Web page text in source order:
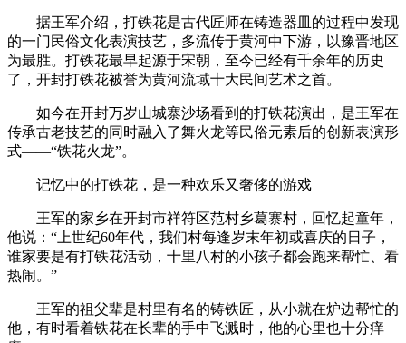
据王军介绍，打铁花是古代匠师在铸造器皿的过程中发现
的一门民俗文化表演技艺，多流传于黄河中下游，以豫晋地区
为最胜。打铁花最早起源于宋朝，至今已经有千余年的历史
了，开封打铁花被誉为黄河流域十大民间艺术之首。
如今在开封万岁山城寨沙场看到的打铁花演出，是王军在
传承古老技艺的同时融入了舞火龙等民俗元素后的创新表演形
式——“铁花火龙”。
记忆中的打铁花，是一种欢乐又奢侈的游戏
王军的家乡在开封市祥符区范村乡葛寨村，回忆起童年，
他说：“上世纪60年代，我们村每逢岁末年初或喜庆的日子，
谁家要是有打铁花活动，十里八村的小孩子都会跑来帮忙、看
热闹。”
王军的祖父辈是村里有名的铸铁匠，从小就在炉边帮忙的
他，有时看着铁花在长辈的手中飞溅时，他的心里也十分痒